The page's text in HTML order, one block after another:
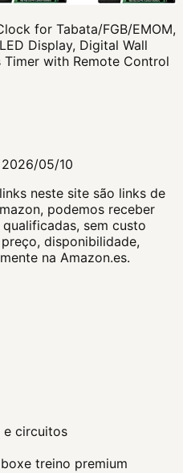
for Tabata/FGB/EMOM,
Display, Digital Wall
with Remote Control
2026/05/10
neste site são links de
podemos receber
sem custo
disponibilidade,
na Amazon.es.
e circuitos
treino premium